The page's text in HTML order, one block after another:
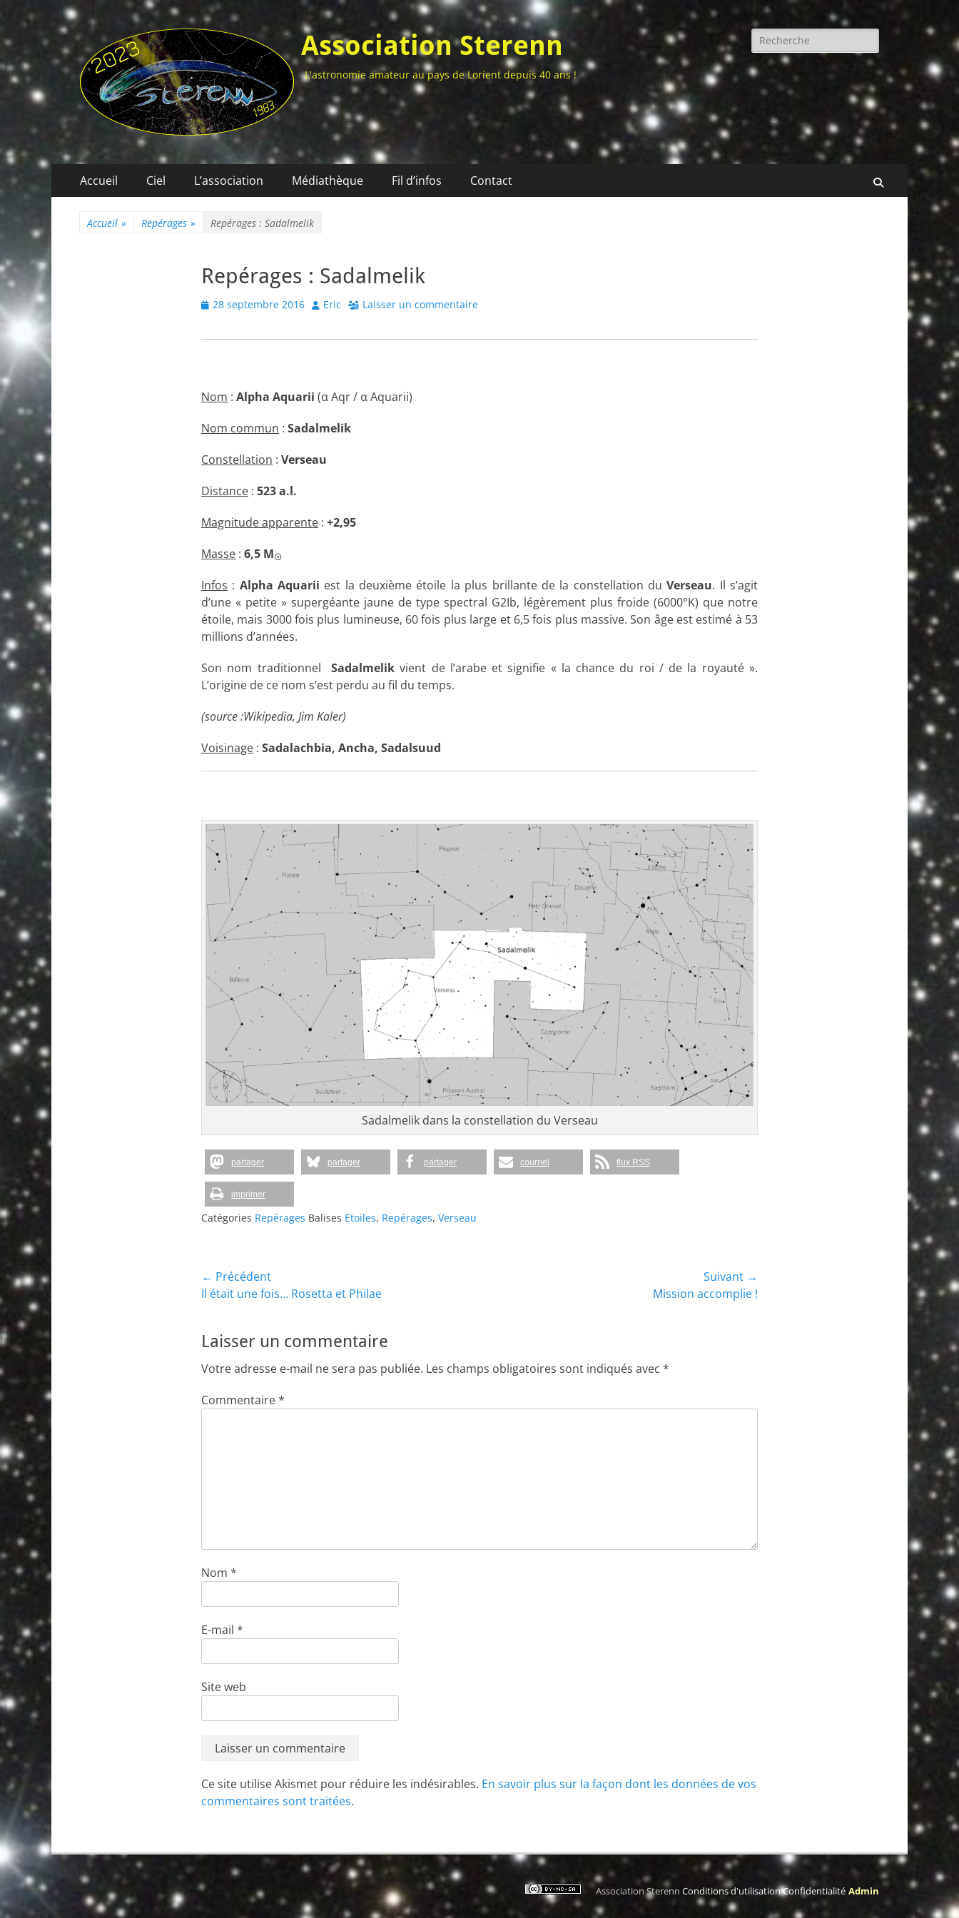
Association Sterenn
L'astronomie amateur au pays de Lorient depuis 40 ans !
Rechercher :
Menu
principal
Accueil Ciel L’association Médiathèque Fil d’infos Contact Recherche
Accueil » Repérages » Repérages : Sadalmelik
Repérages : Sadalmelik
Posted
28 septembre 2016 Author
Eric Laisser un commentaire
Nom : Alpha Aquarii (α Aqr / α Aquarii)
Nom commun : Sadalmelik
Constellation : Verseau
Distance : 523 a.l.
Magnitude apparente : +2,95
Masse : 6,5 M☉
Infos : Alpha Aquarii est la deuxième étoile la plus brillante de la constellation duVerseau. Il s’agit
d’une « petite » supergéante jaune de type spectral G2Ib, légèrement plus froide (6000°K) que notre
étoile, mais 3000 fois plus lumineuse, 60 fois plus large et 6,5 fois plus massive. Son âge est estimé à 53
millions d’années.
Son nom traditionnelSadalmelik vient de l’arabe et signifie « la chance du roi / de la royauté ».
L’origine de ce nom s’est perdu au fil du temps.
(source :Wikipedia, Jim Kaler)
Voisinage : Sadalachbia, Ancha, Sadalsuud
Sadalmelik dans la constellation du Verseau
partager partager partager courriel flux RSS
imprimer
Catégories Repérages Balises Etoiles, Repérages, Verseau
Navigation
de
l’article
← Précédent
Article
Il était une fois… Rosetta et Philae
Suivant →
Mission accomplie !
Laisser un commentaire
Votre adresse e-mail ne sera pas publiée. Les champs obligatoires sont indiqués avec *
Commentaire*
Nom *
E-mail *
Site web
Ce site utilise Akismet pour réduire les indésirables. En savoir plus sur la façon dont les données de vos
commentaires sont traitées.
Association Sterenn Conditions d'utilisationConfidentialité Admin